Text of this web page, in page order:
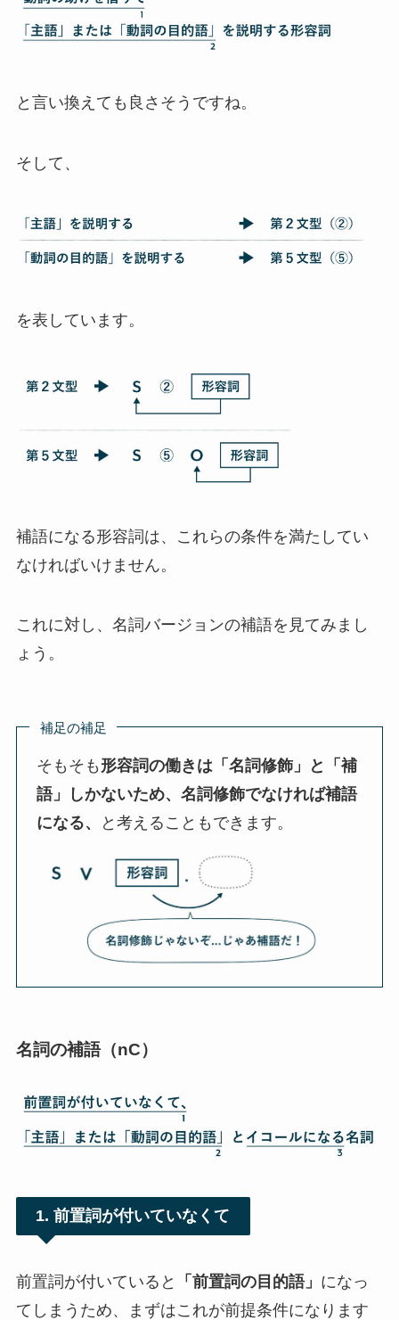
と言い換えても良さそうですね。
そして、
を表しています。
補語になる形容詞は、これらの条件を満たしてい
なければいけません。
これに対し、名詞バージョンの補語を見てみまし
ょう。
補足の補足
そもそも 形容詞の働きは「名詞修飾」と「補
語」しかないため、名詞修飾でなければ補語
になる、
と考えることもできます。
名詞の補語（nC）
1. 前置詞が付いていなくて
前置詞が付いていると 「前置詞の目的語」 になっ
てしまうため、まずはこれが前提条件になります